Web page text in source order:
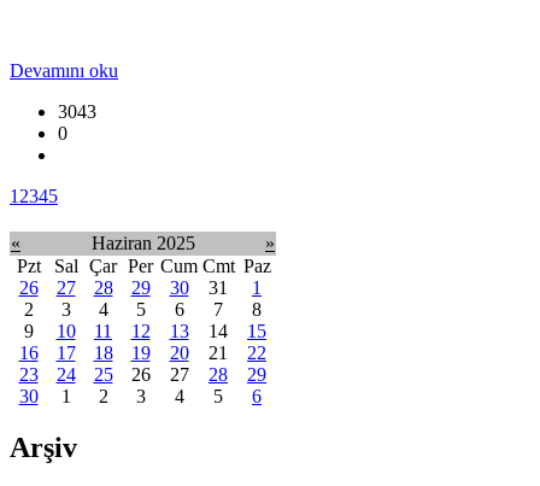
Devamını oku
3043
0
1 2345
« Haziran 2025
»
Pzt
Sal Çar Per Cum Cmt Paz
26
27 28 29 30 31
1
2
3 4 5 6 7
8
9
10 11 12 13 14
15
16
17 18 19 20 21
22
23
24 25 26 27 28
29
30
1 2 3 4 5 6
Arşiv